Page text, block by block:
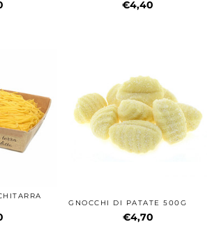
€4,40
GNOCCHI DI PATATE 500G
€4,70